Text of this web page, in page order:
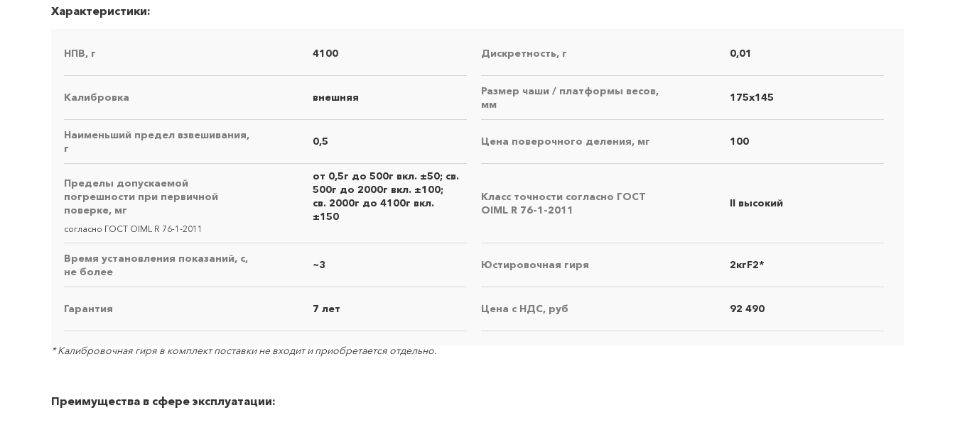
Характеристики:
НПВ, г 4100 Дискретность, г 0,01
Калибровка внешняя
Размер чаши / платформы весов,
мм
175х145
Наименьший предел взвешивания,
г
0,5 Цена поверочного деления, мг 100
Пределы допускаемой
погрешности при первичной
поверке, мг
от 0,5г до 500г вкл. ±50; св.
500г до 2000г вкл. ±100;
св. 2000г до 4100г вкл.
±150
согласно ГОСТ OIML R 76-1-2011
Класс точности согласно ГОСТ
OIML R 76-1-2011
II высокий
Время установления показаний, с,
не более
~3 Юстировочная гиря 2кгF2*
Гарантия 7 лет Цена с НДС, руб 92 490
* Калибровочная гиря в комплект поставки не входит и приобретается отдельно.
Преимущества в сфере эксплуатации:
Правила направления оборудования в
ремонт